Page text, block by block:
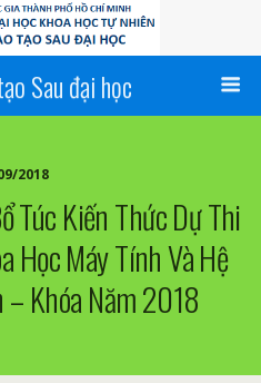
Sau đại học
2018
Túc Kiến Thức Dự Thi
Học Máy Tính Và Hệ
Khóa Năm 2018